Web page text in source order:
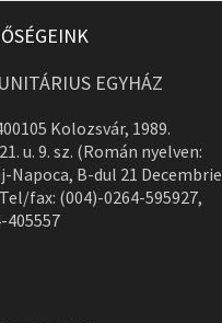
EGYHÁZ
Kolozsvár, 1989.
u. 9. sz. (Román nyelven:
Napoca, B-dul 21 Decembrie
fax: (004)-0264-595927,
405557